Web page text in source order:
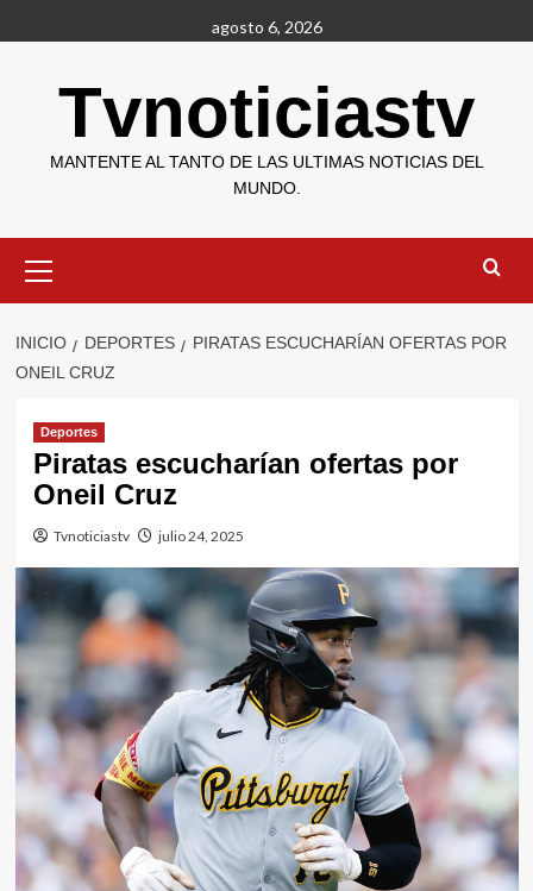
al
agosto 6, 2026
Tvnoticiastv
MANTENTE AL TANTO DE LAS ULTIMAS NOTICIAS DEL
MUNDO.
primario
INICIO DEPORTES
PIRATAS ESCUCHARÍAN OFERTAS POR
ONEIL CRUZ
Deportes
Piratas escucharían ofertas por
Oneil Cruz
Tvnoticiastv julio 24, 2025